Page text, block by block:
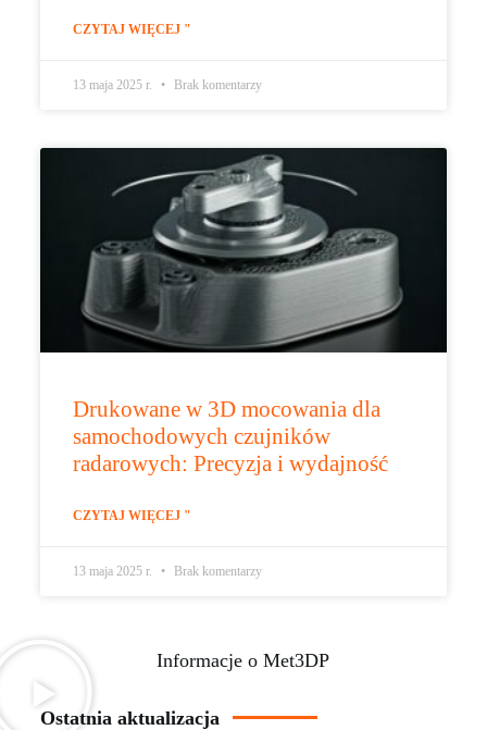
CZYTAJ WIĘCEJ "
13 maja 2025 r. Brak komentarzy
Drukowane w 3D mocowania dla
samochodowych czujników
radarowych: Precyzja i wydajność
CZYTAJ WIĘCEJ "
13 maja 2025 r. Brak komentarzy
Informacje o Met3DP
Ostatnia aktualizacja